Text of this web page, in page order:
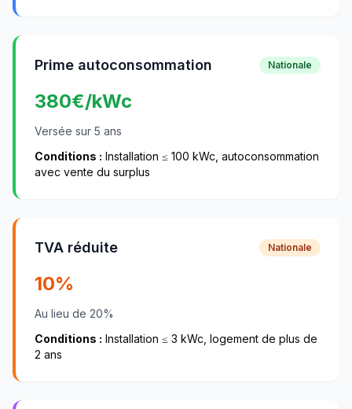
Prime autoconsommation Nationale
380€/kWc
Versée sur 5 ans
Conditions : Installation ≤ 100 kWc, autoconsommation
avec vente du surplus
TVA réduite Nationale
10%
Au lieu de 20%
Conditions : Installation ≤ 3 kWc, logement de plus de
2 ans